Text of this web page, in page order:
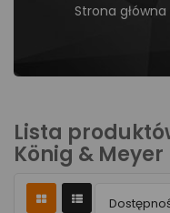
Strona główna
Lista
König & Meyer